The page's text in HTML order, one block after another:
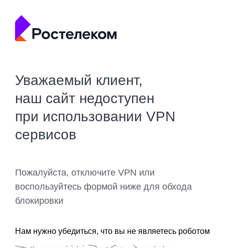
Уважаемый клиент,
наш сайт недоступен
при использовании VPN
сервисов
Пожалуйста, отключите VPN или
воспользуйтесь формой ниже для обхода
блокировки
Нам нужно убедиться, что вы не являетесь роботом